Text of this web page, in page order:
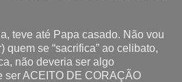
teve até Papa casado. Não vou
quem se “sacrifica” ao celibato,
não deveria ser algo
ser ACEITO DE CORAÇÃO